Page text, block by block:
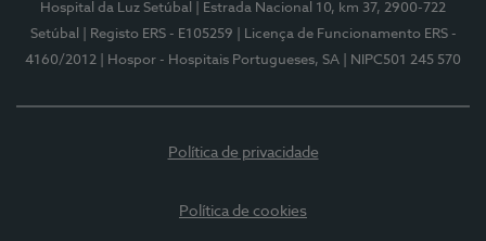
Hospital da Luz Setúbal
| Estrada Nacional 10, km 37, 2900-722
Setúbal
| Registo ERS - E105259
| Licença de Funcionamento ERS -
4160/2012
| Hospor - Hospitais Portugueses, SA | NIPC501 245 570
Política de privacidade
Política de cookies